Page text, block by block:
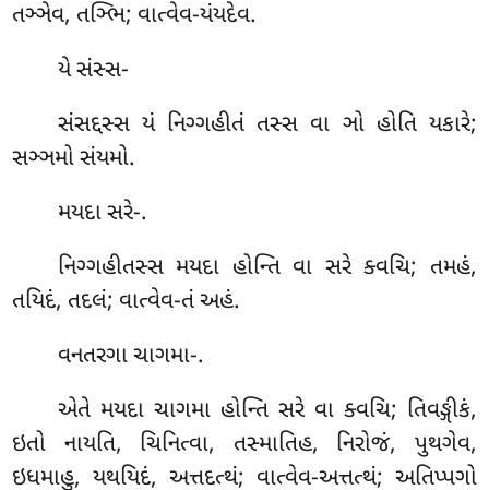
તઞ્ઞેવ, તઞ્ભિ; વાત્વેવ-યંયદેવ.
યે સંસ્સ-
સંસદ્દસ્સ યં નિગ્ગહીતં તસ્સ વા ઞો હોતિ યકારે;
સઞ્ઞમો સંયમો.
મયદા સરે-.
નિગ્ગહીતસ્સ મયદા હોન્તિ વા સરે ક્વચિ; તમહં,
તયિદં, તદલં; વાત્વેવ-તં અહં.
વનતરગાચાગમા-.
એતે મયદા ચાગમા હોન્તિ સરે વા ક્વચિ; તિવઙ્ગીકં,
ઇતો નાયતિ, ચિનિત્વા, તસ્માતિહ, નિરોજં, પુથગેવ,
ઇધમાહુ, યથયિદં, અત્તદત્થં; વાત્વેવ-અત્તત્થં; અતિપ્પગો